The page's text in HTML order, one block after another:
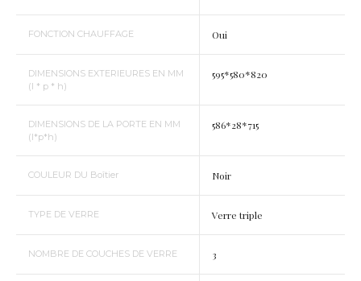
FONCTION CHAUFFAGE Oui
DIMENSIONS EXTERIEURES EN MM
(l * p * h)
595*580*820
DIMENSIONS DE LA PORTE EN MM
(l*p*h)
586*28*715
COULEUR DU Boîtier Noir
TYPE DE VERRE Verre triple
NOMBRE DE COUCHES DE VERRE 3